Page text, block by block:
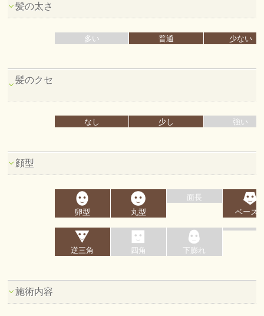
髪の太さ
多い 普通 少ない
髪のクセ
なし 少し 強い
顔型
卵型 丸型
面長
ベース
逆三角 四角 下膨れ
施術内容